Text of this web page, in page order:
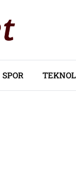
SPOR